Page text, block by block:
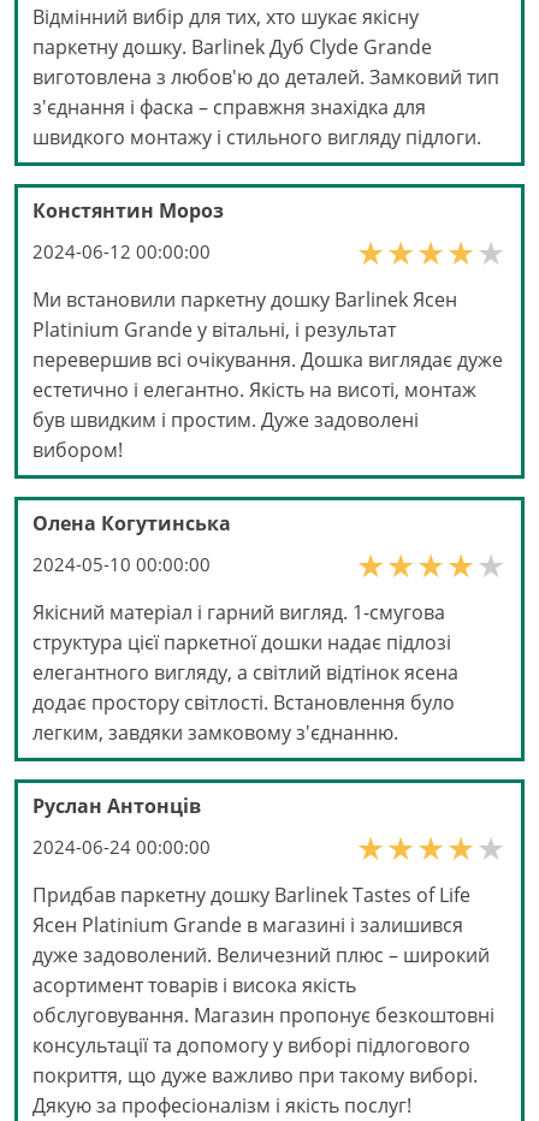
Відмінний вибір для тих, хто шукає якісну
паркетну дошку. Barlinek Дуб Clyde Grande
виготовлена з любов'ю до деталей. Замковий тип
з'єднання і фаска – справжня знахідка для
швидкого монтажу і стильного вигляду підлоги.
Констянтин Мороз
2024-06-12 00:00:00
Ми встановили паркетну дошку Barlinek Ясен
Platinium Grande у вітальні, і результат
перевершив всі очікування. Дошка виглядає дуже
естетично і елегантно. Якість на висоті, монтаж
був швидким і простим. Дуже задоволені
вибором!
Олена Когутинська
2024-05-10 00:00:00
Якісний матеріал і гарний вигляд. 1-смугова
структура цієї паркетної дошки надає підлозі
елегантного вигляду, а світлий відтінок ясена
додає простору світлості. Встановлення було
легким, завдяки замковому з'єднанню.
Руслан Антонців
2024-06-24 00:00:00
Придбав паркетну дошку Barlinek Tastes of Life
Ясен Platinium Grande в магазині і залишився
дуже задоволений. Величезний плюс – широкий
асортимент товарів і висока якість
обслуговування. Магазин пропонує безкоштовні
консультації та допомогу у виборі підлогового
покриття, що дуже важливо при такому виборі.
Дякую за професіоналізм і якість послуг!